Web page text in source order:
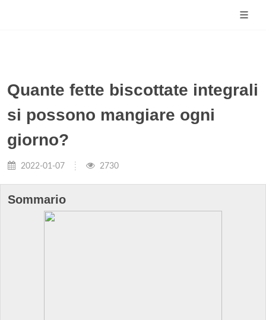
Quante fette biscottate integrali
si possono mangiare ogni
giorno?
2022-01-07 2730
Sommario